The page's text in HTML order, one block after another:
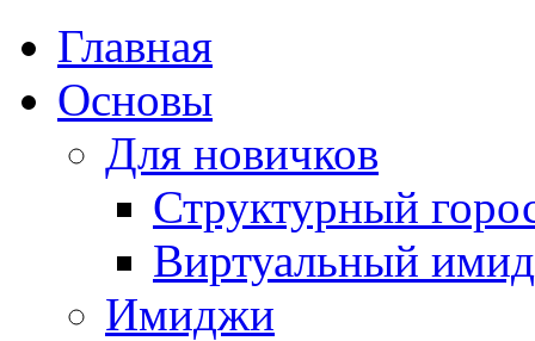
Главная
Основы
Для новичков
Структурный
Виртуальный
Имиджи